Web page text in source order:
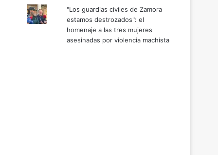
"Los guardias civiles de Zamora
estamos destrozados": el
homenaje a las tres mujeres
asesinadas por violencia machista